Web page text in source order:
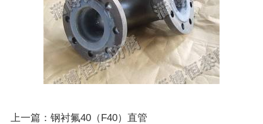
上一篇： 钢衬氟40（F40）直管